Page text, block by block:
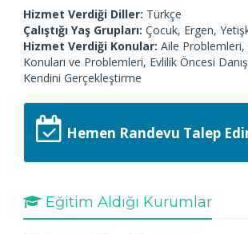
Hizmet Verdiği Diller: Türkçe
Çalıştığı Yaş Grupları: Çocuk, Ergen,
Hizmet Verdiği Konular: Aile Problemleri,
Konuları ve Problemleri, Evlilik Öncesi
Kendini Gerçekleştirme
Hemen Randevu Talep
Eğitim Aldığı Kurumlar